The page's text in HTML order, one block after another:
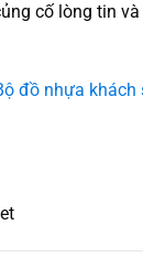
cố lòng tin
đồ nhựa khách